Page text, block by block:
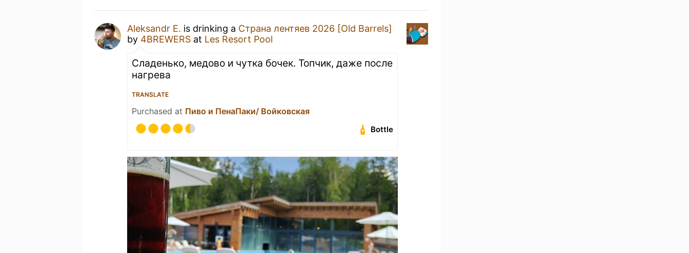
Aleksandr E. is drinking a Страна лентяев 2026 [Old Barrels]
by 4BREWERS at Les Resort Pool
Сладенько, медово и чутка бочек. Топчик, даже после
нагрева
TRANSLATE
Purchased at Пиво и ПенаПаки/ Войковская
Bottle